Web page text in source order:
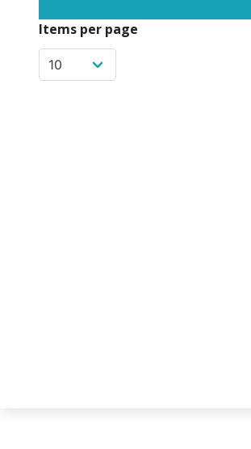
Items per page